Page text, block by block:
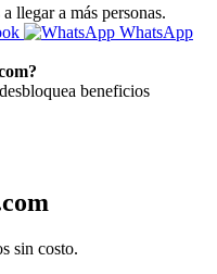
llegar a más personas.
WhatsApp
beneficios
sin costo.